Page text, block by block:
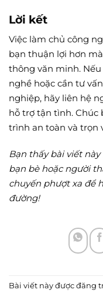
Lời kết
Việc làm chủ công
bạn thuận lợi hơn
thông văn minh.
nghề hoặc cần tư
nghiệp, hãy liên hệ
hỗ trợ tận tình. Chúc
trình an toàn và trọn
Bạn thấy bài viết
bạn bè hoặc người
chuyến phượt xa để
đường!
Bài viết này được đăng